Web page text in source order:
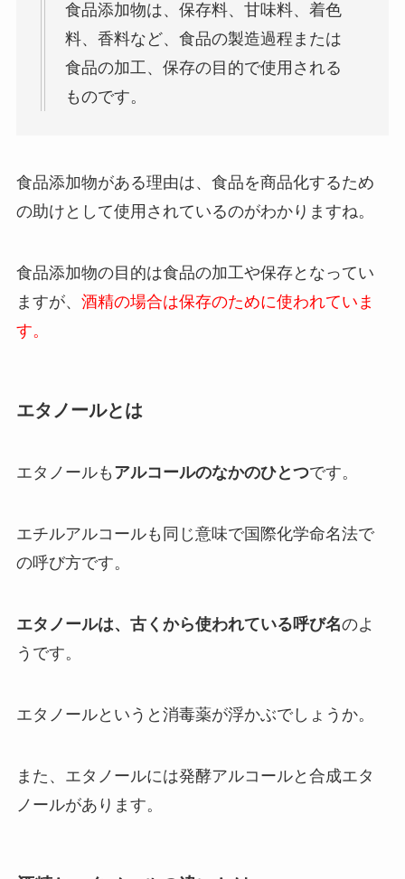
食品添加物は、保存料、甘味料、着色
料、香料など、食品の製造過程または
食品の加工、保存の目的で使用される
ものです。
食品添加物がある理由は、食品を商品化するため
の助けとして使用されているのがわかりますね。
食品添加物の目的は食品の加工や保存となってい
ますが、 酒精の場合は保存のために使われていま
す。
エタノールとは
エタノールも アルコールのなかのひとつです。
エチルアルコールも同じ意味で国際化学命名法で
の呼び方です。
エタノールは、古くから使われている呼び名のよ
うです。
エタノールというと消毒薬が浮かぶでしょうか。
また、 エタノールには発酵アルコールと合成エタ
ノールがあります。